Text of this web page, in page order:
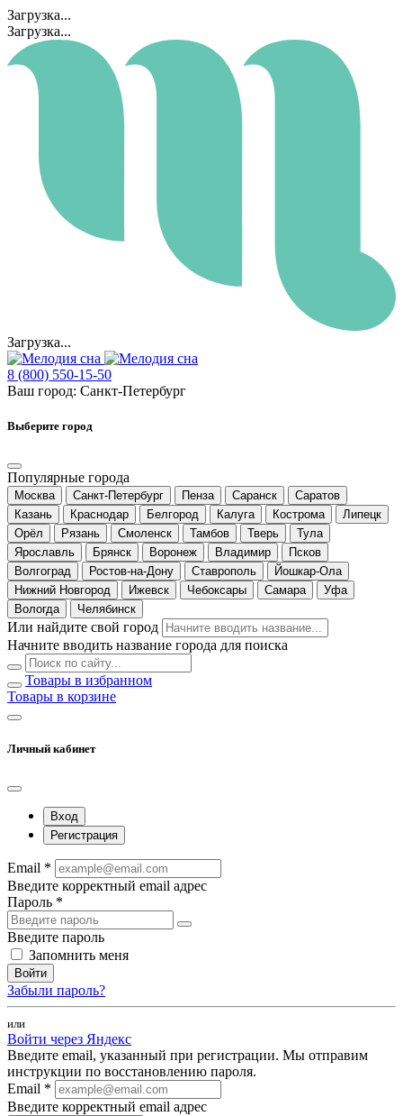
Загрузка...
Загрузка...
Загрузка...
8 (800) 550-15-50
Ваш город: Санкт-Петербург
Выберите город
Популярные города
Москва Санкт-Петербург Пенза Саранск
Саратов
Казань
Краснодар Белгород Калуга Кострома
Липецк
Орёл
Рязань Смоленск Тамбов Тверь
Тула
Ярославль
Брянск Воронеж Владимир
Псков
Волгоград
Ростов-на-Дону Ставрополь
Йошкар-Ола
Нижний Новгород
Ижевск Чебоксары Самара
Уфа
Вологда
Челябинск
Или найдите свой город
Начните вводить название города для поиска
Товары в избранном
Товары в корзине
Личный кабинет
Вход
Регистрация
Email *
Введите корректный email адрес
Пароль *
Введите пароль
Запомнить меня
Войти
Забыли пароль?
или
Войти через Яндекс
Введите email, указанный при регистрации. Мы отправим
инструкции по восстановлению пароля.
Email *
Введите корректный email адрес